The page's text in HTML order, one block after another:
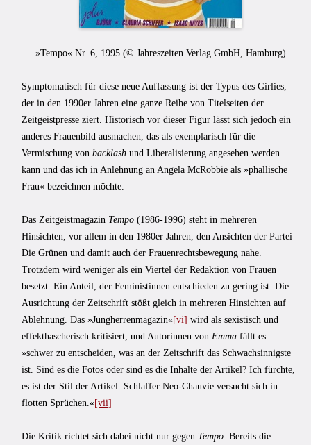
»Tempo« Nr. 6, 1995 (© Jahreszeiten Verlag GmbH, Hamburg)
Symptomatisch für diese neue Auffassung ist der Typus des Girlies,
der in den 1990er Jahren eine ganze Reihe von Titelseiten der
Zeitgeistpresse ziert. Historisch vor dieser Figur lässt sich jedoch ein
anderes Frauenbild ausmachen, das als exemplarisch für die
Vermischung von backlash und Liberalisierung angesehen werden
kann und das ich in Anlehnung an Angela McRobbie als »phallische
Frau« bezeichnen möchte.
Das Zeitgeistmagazin Tempo (1986-1996) steht in mehreren
Hinsichten, vor allem in den 1980er Jahren, den Ansichten der Partei
Die Grünen und damit auch der Frauenrechtsbewegung nahe.
Trotzdem wird weniger als ein Viertel der Redaktion von Frauen
besetzt. Ein Anteil, der Feministinnen entschieden zu gering ist. Die
Ausrichtung der Zeitschrift stößt gleich in mehreren Hinsichten auf
Ablehnung. Das »Jungherrenmagazin«[vi] wird als sexistisch und
effekthascherisch kritisiert, und Autorinnen von Emma fällt es
»schwer zu entscheiden, was an der Zeitschrift das Schwachsinnigste
ist. Sind es die Fotos oder sind es die Inhalte der Artikel? Ich fürchte,
es ist der Stil der Artikel. Schlaffer Neo-Chauvie versucht sich in
flotten Sprüchen.«[vii]
Die Kritik richtet sich dabei nicht nur gegen Tempo. Bereits die